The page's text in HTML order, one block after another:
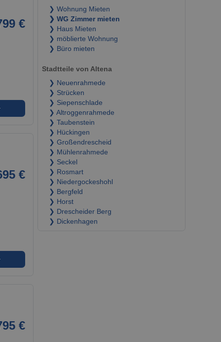
€
€
€
❯ Wohnung Mieten
❯ WG Zimmer mieten
❯ Haus Mieten
❯ möblierte Wohnung
❯ Büro mieten
Stadtteile von Altena
❯ Neuenrahmede
❯ Strücken
❯ Siepenschlade
❯ Altroggenrahmede
❯ Taubenstein
❯ Hückingen
❯ Großendrescheid
❯ Mühlenrahmede
❯ Seckel
❯ Rosmart
❯ Niedergockeshohl
❯ Bergfeld
❯ Horst
❯ Drescheider Berg
❯ Dickenhagen